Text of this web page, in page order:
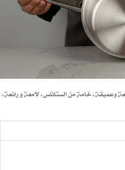
وعميقة، خامة من الستانلس، لامعة و رائعة،